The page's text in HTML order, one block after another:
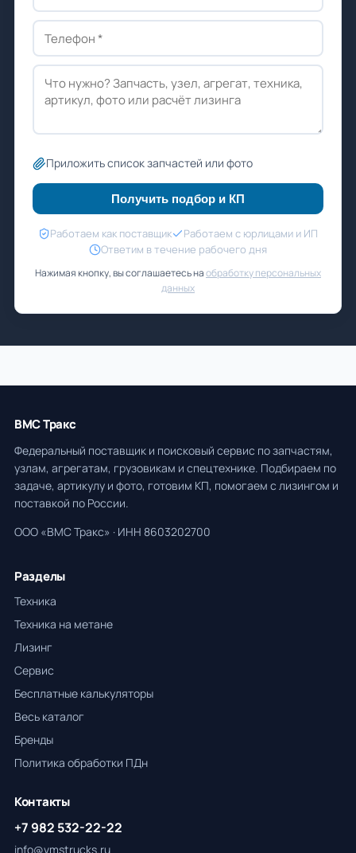
Приложить список запчастей или фото
Получить подбор и КП
Работаем как поставщик
Работаем с юрлицами и ИП
Ответим в течение рабочего дня
Нажимая кнопку, вы соглашаетесь наобработку персональных
данных
ВМС Тракс
Федеральный поставщик и поисковый сервис по запчастям,
узлам, агрегатам, грузовикам и спецтехнике. Подбираем по
задаче, артикулу и фото, готовим КП, помогаем с лизингом и
поставкой по России.
ООО «ВМС Тракс» · ИНН 8603202700
Разделы
Техника
Техника на метане
Лизинг
Сервис
Бесплатные калькуляторы
Весь каталог
Бренды
Политика обработки ПДн
Контакты
+7 982 532-22-22
info@vmstrucks.ru